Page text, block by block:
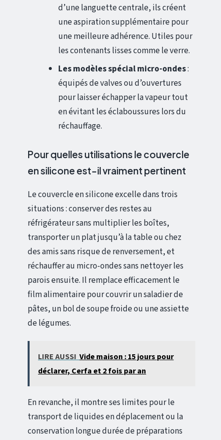
d’une languette centrale, ils créent
une aspiration supplémentaire pour
une meilleure adhérence. Utiles pour
les contenants lisses comme le verre.
Les modèles spécial micro-ondes:
équipés de valves ou d’ouvertures
pour laisser échapper la vapeur tout
en évitant les éclaboussures lors du
réchauffage.
Pour quelles utilisations le couvercle
en silicone est-il vraiment pertinent
Le couvercle en silicone excelle dans trois
situations : conserver des restes au
réfrigérateur sans multiplier les boîtes,
transporter un plat jusqu’à la table ou chez
des amis sans risque de renversement, et
réchauffer au micro-ondes sans nettoyer les
parois ensuite. Il remplace efficacement le
film alimentaire pour couvrir un saladier de
pâtes, un bol de soupe froide ou une assiette
de légumes.
LIRE AUSSI Vide maison : 15 jours pour
déclarer, Cerfa et 2 fois par an
En revanche, il montre ses limites pour le
transport de liquides en déplacement ou la
conservation longue durée de préparations